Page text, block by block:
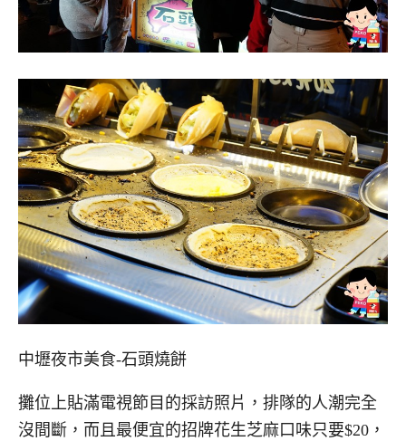
中壢夜市美食-石頭燒餅
攤位上貼滿電視節目的採訪照片，排隊的人潮完全
沒間斷，而且最便宜的招牌花生芝麻口味只要$20，